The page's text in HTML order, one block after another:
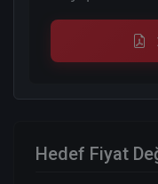
Hedef Fiyat